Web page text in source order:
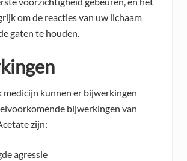
om de reacties van uw lichaam
gaten te houden.
medicijn kunnen er bijwerkingen
bijwerkingen van
zijn:
agressie